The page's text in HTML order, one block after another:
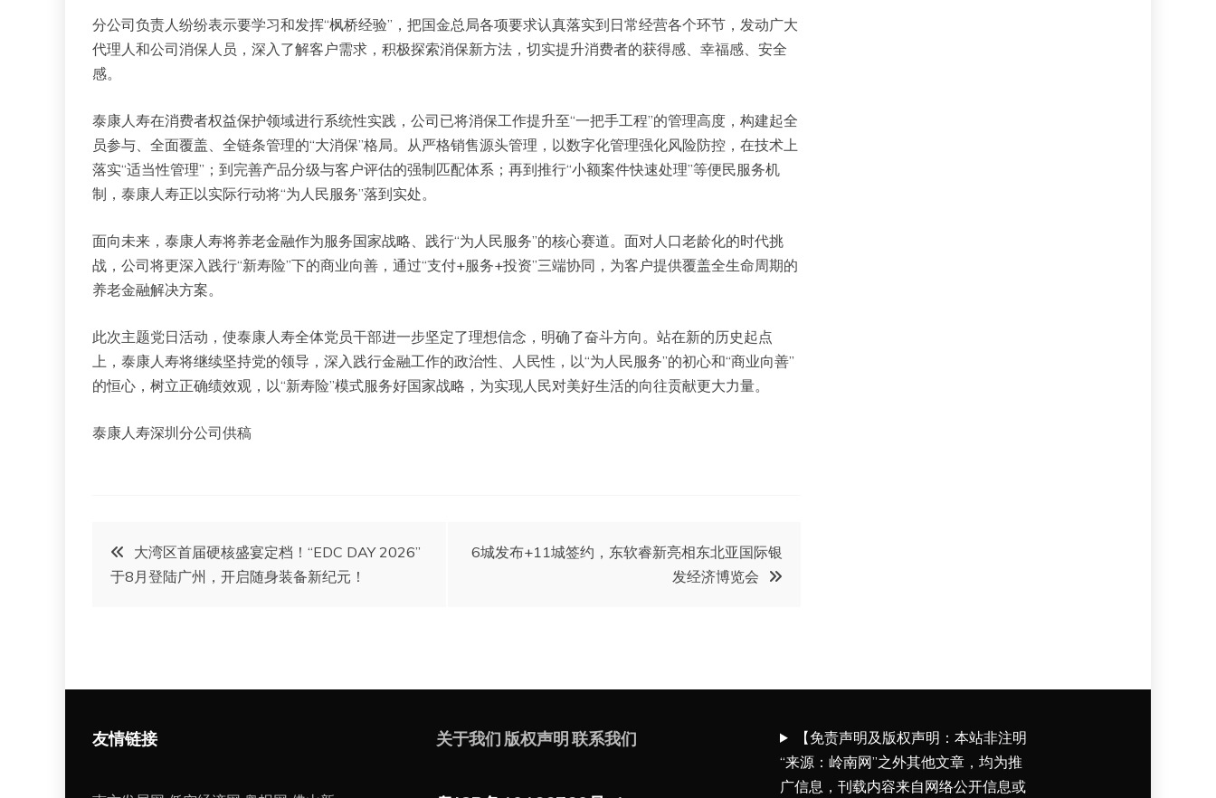
分公司负责人纷纷表示要学习和发挥“枫桥经验”，把国金总局各项要求认真落实到日常经营各个环节，发动广大
代理人和公司消保人员，深入了解客户需求，积极探索消保新方法，切实提升消费者的获得感、幸福感、安全
感。
泰康人寿在消费者权益保护领域进行系统性实践，公司已将消保工作提升至“一把手工程”的管理高度，构建起全
员参与、全面覆盖、全链条管理的“大消保”格局。从严格销售源头管理，以数字化管理强化风险防控，在技术上
落实“适当性管理”；到完善产品分级与客户评估的强制匹配体系；再到推行“小额案件快速处理”等便民服务机
制，泰康人寿正以实际行动将“为人民服务”落到实处。
面向未来，泰康人寿将养老金融作为服务国家战略、践行“为人民服务”的核心赛道。面对人口老龄化的时代挑
战，公司将更深入践行“新寿险”下的商业向善，通过“支付+服务+投资”三端协同，为客户提供覆盖全生命周期的
养老金融解决方案。
此次主题党日活动，使泰康人寿全体党员干部进一步坚定了理想信念，明确了奋斗方向。站在新的历史起点
上，泰康人寿将继续坚持党的领导，深入践行金融工作的政治性、人民性，以“为人民服务”的初心和“商业向善”
的恒心，树立正确绩效观，以“新寿险”模式服务好国家战略，为实现人民对美好生活的向往贡献更大力量。
泰康人寿深圳分公司供稿
文
章
航
大湾区首届硬核盛宴定档！“EDC DAY 2026”
于8月登陆广州，开启随身装备新纪元！
6城发布+11城签约，东软睿新亮相东北亚国际银
发经济博览会
友情链接 关于我们 版权声明 联系我们
【免责声明及版权声明：本站非注明
“来源：岭南网”之外其他文章，均为推
广信息，刊载内容来自网络公开信息或